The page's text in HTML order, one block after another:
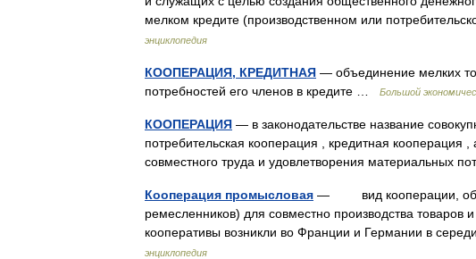
мелком кредите (производственном или
энциклопедия
КООПЕРАЦИЯ, КРЕДИТНАЯ — объединение мелких
потребностей его членов в кредите …
Большой
КООПЕРАЦИЯ — в законодательстве название
потребительская кооперация , кредитная
совместного труда и удовлетворения материальных
Кооперация промысловая — вид кооперации,
ремесленников) для совместно производства товаров
кооперативы возникли во Франции и Германии в
энциклопедия